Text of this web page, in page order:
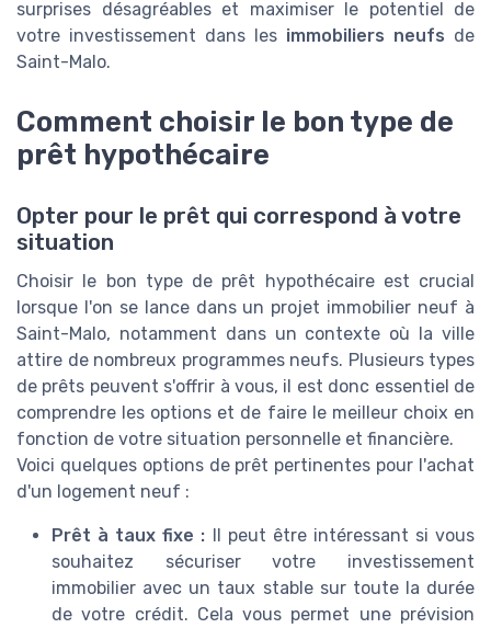
surprises désagréables et maximiser le potentiel de
votre investissement dans les immobiliers neufs de
Saint-Malo.
Comment choisir le bon type de
prêt hypothécaire
Opter pour le prêt qui correspond à votre
situation
Choisir le bon type de prêt hypothécaire est crucial
lorsque l'on se lance dans un projet immobilier neuf à
Saint-Malo, notamment dans un contexte où la ville
attire de nombreux programmes neufs. Plusieurs types
de prêts peuvent s'offrir à vous, il est donc essentiel de
comprendre les options et de faire le meilleur choix en
fonction de votre situation personnelle et financière.
Voici quelques options de prêt pertinentes pour l'achat
d'un logement neuf :
Prêt à taux fixe : Il peut être intéressant si vous
souhaitez sécuriser votre investissement
immobilier avec un taux stable sur toute la durée
de votre crédit. Cela vous permet une prévision